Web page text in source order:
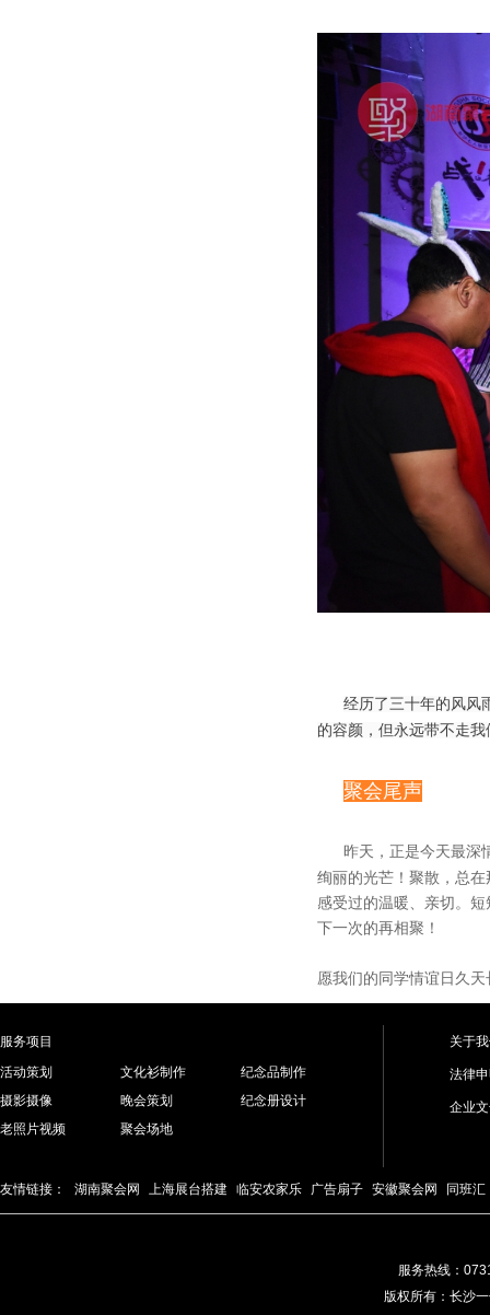
经历了三十年的风风
的容颜，但永远带不走
聚会尾声
昨天，正是今天最深
绚丽的光芒！聚散，总
感受过的温暖、亲切。
下一次的再相聚！
愿我们的同学情谊日久
服务项目
活动策划
文化衫制作
纪念品制作
摄影摄像
晚会策划
纪念册设计
老照片视频
聚会场地
关于
法律
企业
友情链接： 湖南聚会网 上海展台搭建 临安农家乐 广告扇子 安徽聚会网 同班汇
服务热线：
版权所有：长沙